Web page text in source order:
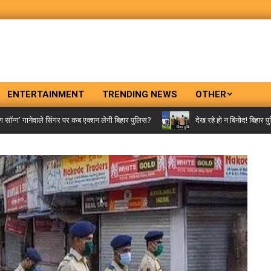
ENTERTAINMENT TRENDING NEWS OTHER
गानेवाले सिंगर पर कब एक्शन लेगी बिहार पुलिस? देख रहे हो न बिनोद! बिहार